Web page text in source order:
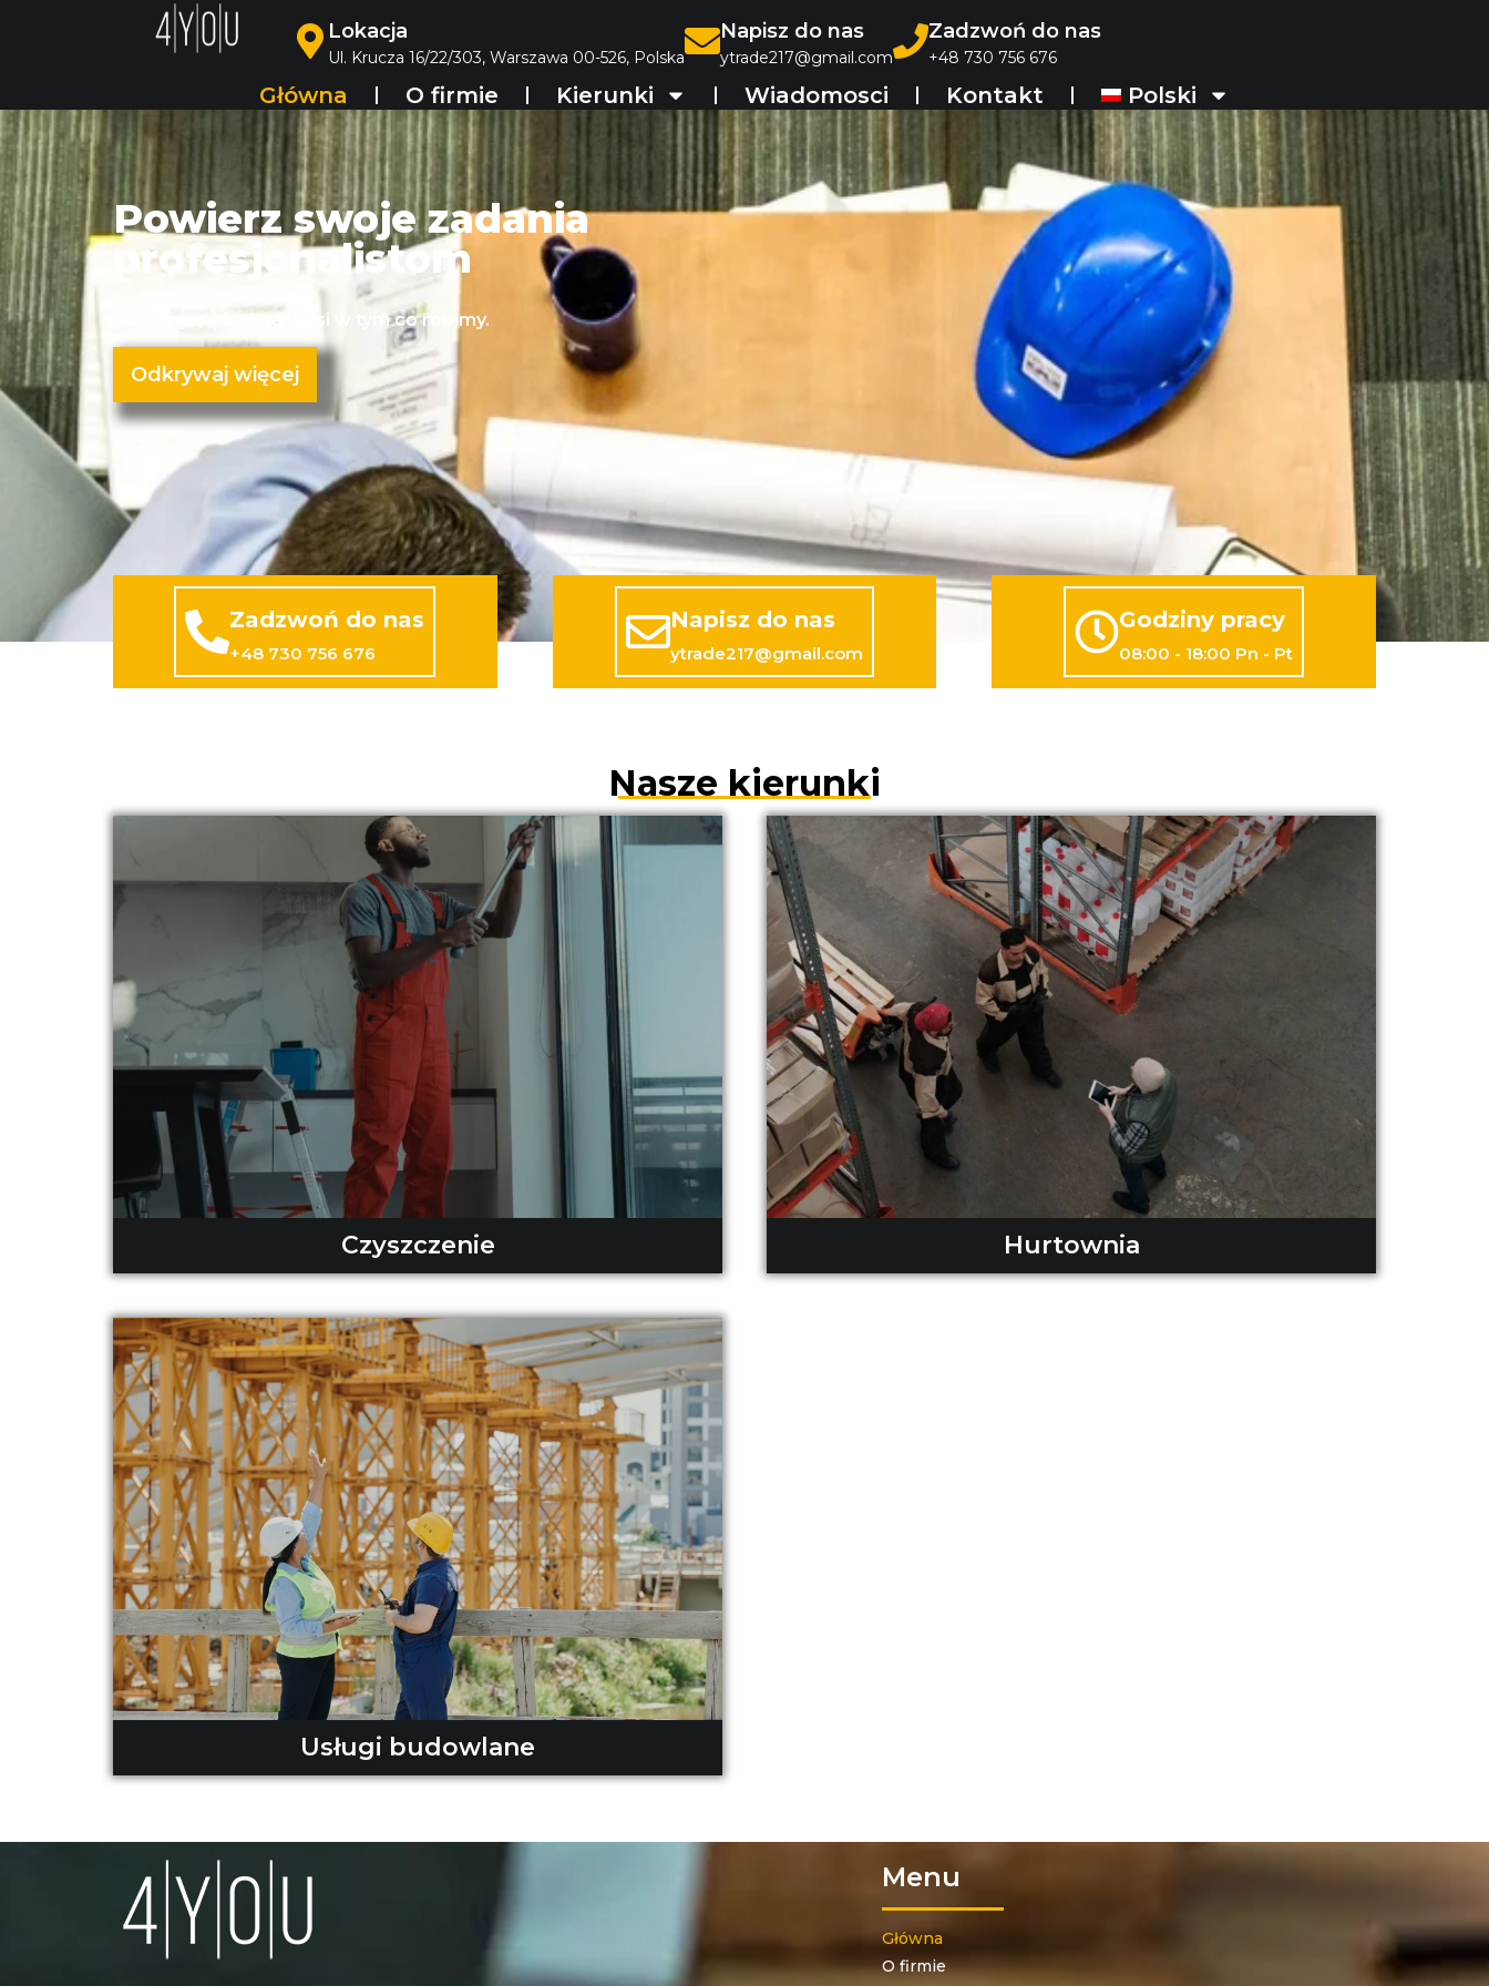
Lokacja
Ul. Krucza 16/22/303, Warszawa 00-526, Polska
Napisz do nas
ytrade217@gmail.com
Zadzwoń do nas
+48 730 756 676
Główna O firmie Kierunki Wiadomosci Kontakt Polski
Powierz swoje zadania
profesjonalistom
Staramy się być najlepsi w tym co robimy.
Odkrywaj więcej
Zadzwoń do nas
+48 730 756 676
Napisz do nas
ytrade217@gmail.com
Godziny pracy
08:00 - 18:00 Pn - Pt
Nasze kierunki
Czyszczenie Hurtownia
Usługi budowlane
Menu
Główna
O firmie